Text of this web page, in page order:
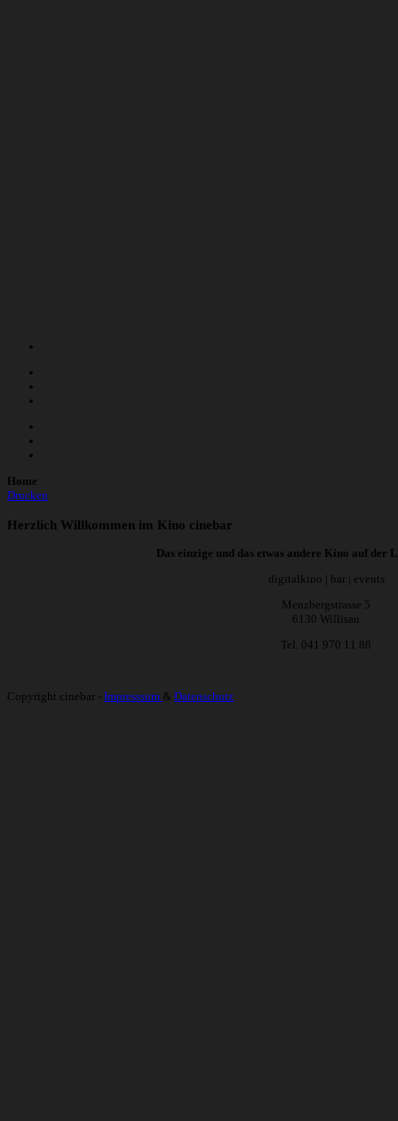
Home
Drucken
Herzlich Willkommen im Kino cinebar
Das einzige und das etwas andere Kino auf der
digitalkino | bar | events
Menzbergstrasse 5
6130 Willisau
Tel. 041 970 11 88
Copyright cinebar - Impresssum & Datenschutz